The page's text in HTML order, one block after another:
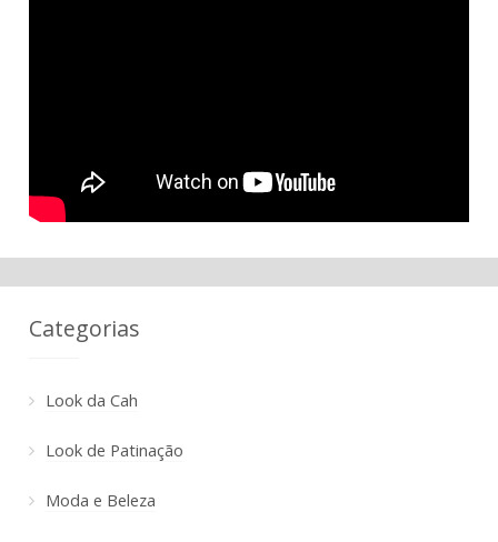
Categorias
Look da Cah
Look de Patinação
Moda e Beleza